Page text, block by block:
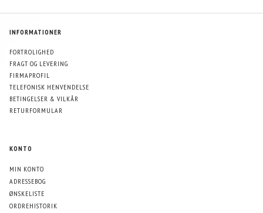
INFORMATIONER
FORTROLIGHED
FRAGT OG LEVERING
FIRMAPROFIL
TELEFONISK HENVENDELSE
BETINGELSER & VILKÅR
RETURFORMULAR
KONTO
MIN KONTO
ADRESSEBOG
ØNSKELISTE
ORDREHISTORIK